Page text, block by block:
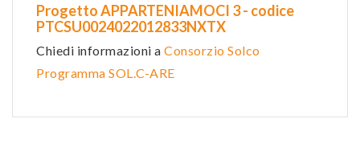
Progetto APPARTENIAMOCI 3 - codice
PTCSU0024022012833NXTX
Chiedi informazioni a Consorzio Solco
Programma SOL.C-ARE